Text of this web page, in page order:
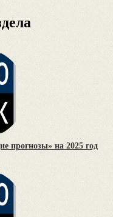
прогнозы» на 2025 год